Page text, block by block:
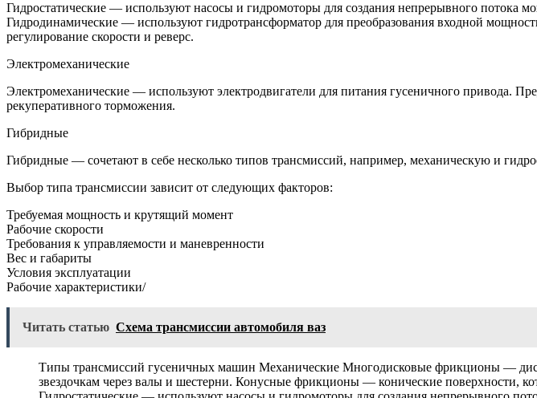
Гидростатические — используют насосы и гидромоторы для создания непрерывного потока
Гидродинамические — используют гидротрансформатор для преобразования входной
регулирование скорости и реверс.
Электромеханические
Электромеханические — используют электродвигатели для питания гусеничного привода.
рекуперативного торможения.
Гибридные
Гибридные — сочетают в себе несколько типов трансмиссий, например, механическую и
Выбор типа трансмиссии зависит от следующих факторов:
Требуемая мощность и крутящий момент
Рабочие скорости
Требования к управляемости и маневренности
Вес и габариты
Условия эксплуатации
Рабочие характеристики/
Читать статью Схема трансмиссии автомобиля ваз
Типы трансмиссий гусеничных машин Механические Многодисковые фрикционы —
звездочкам через валы и шестерни. Конусные фрикционы — конические поверхности,